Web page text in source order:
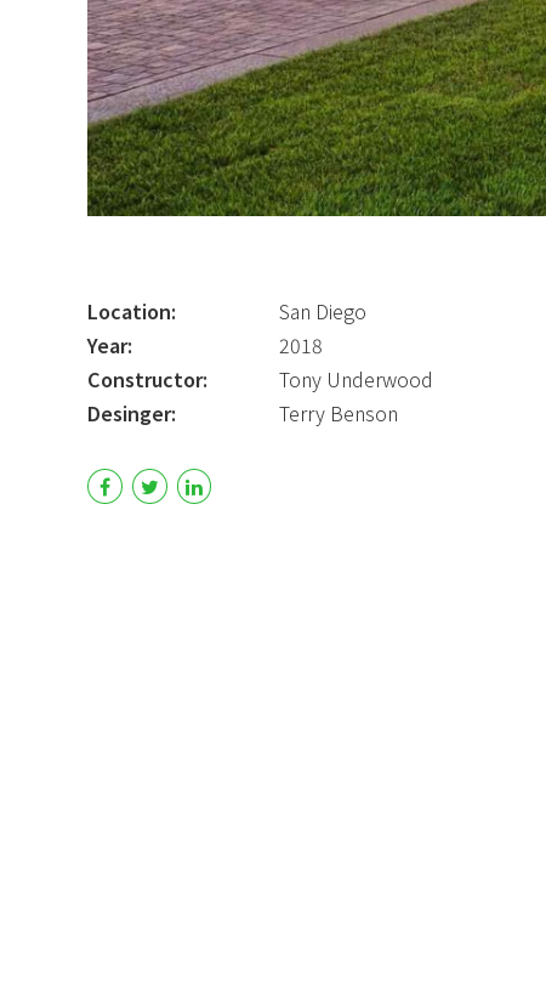
Location:
San Diego
Year:
2018
Constructor:
Tony Underwood
Desinger:
Terry Benson